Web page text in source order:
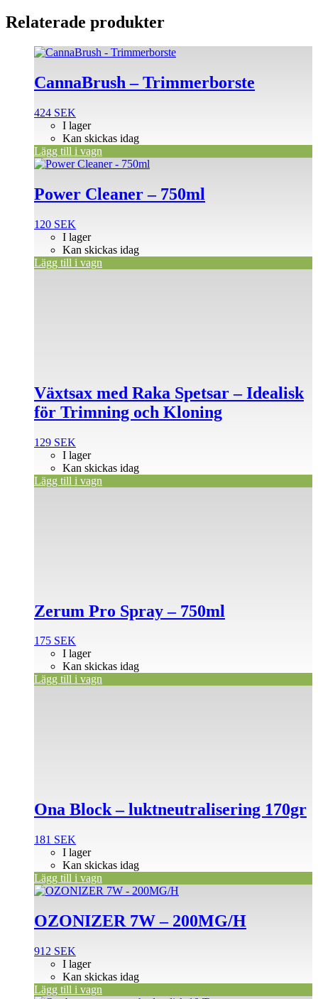
Relaterade produkter
CannaBrush – Trimmerborste
424 SEK
I lager
Kan skickas idag
Lägg till i vagn
Power Cleaner – 750ml
120 SEK
I lager
Kan skickas idag
Lägg till i vagn
Växtsax med Raka Spetsar – Idealisk
för Trimning och Kloning
129 SEK
I lager
Kan skickas idag
Lägg till i vagn
Zerum Pro Spray – 750ml
175 SEK
I lager
Kan skickas idag
Lägg till i vagn
Ona Block – luktneutralisering 170gr
181 SEK
I lager
Kan skickas idag
Lägg till i vagn
OZONIZER 7W – 200MG/H
912 SEK
I lager
Kan skickas idag
Lägg till i vagn